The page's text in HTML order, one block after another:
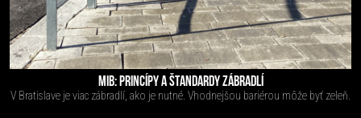
MIB: PRINCÍPY A ŠTANDARDY ZÁBRADLÍ
V Bratislave je viac zábradlí, ako je nutné. Vhodnejšou bariérou môže byť zeleň.